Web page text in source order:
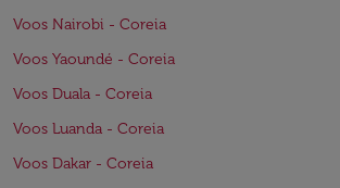
Voos Nairobi - Coreia
Voos Yaoundé - Coreia
Voos Duala - Coreia
Voos Luanda - Coreia
Voos Dakar - Coreia